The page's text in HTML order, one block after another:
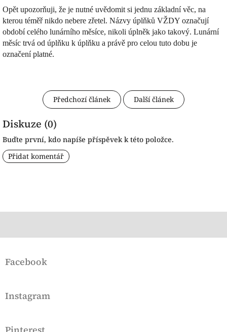
Opět upozorňuji, že je nutné uvědomit si jednu základní věc, na
kterou téměř nikdo nebere zřetel. Názvy úplňků VŽDY označují
období celého lunárního měsíce, nikoli úplněk jako takový. Lunární
měsíc trvá od úplňku k úplňku a právě pro celou tuto dobu je
označení platné.
Předchozí článek Další článek
Diskuze (0)
Buďte první, kdo napíše příspěvek k této položce.
Přidat komentář
pFacebook
Instagram